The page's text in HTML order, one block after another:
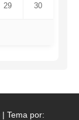
29 30
| Tema por: